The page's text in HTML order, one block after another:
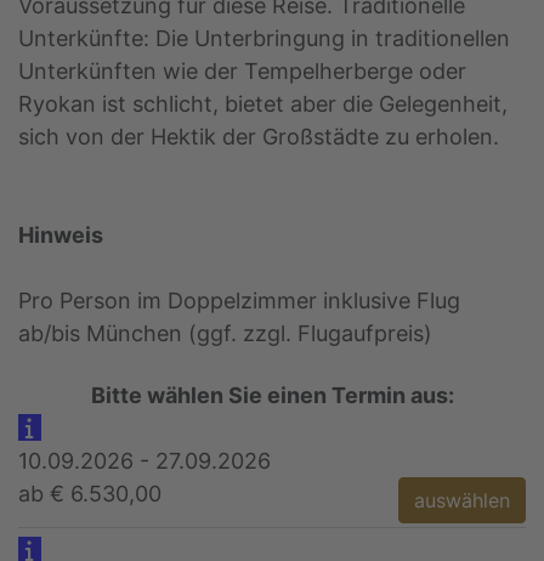
Voraussetzung für diese Reise. Traditionelle
Unterkünfte: Die Unterbringung in traditionellen
Unterkünften wie der Tempelherberge oder
Ryokan ist schlicht, bietet aber die Gelegenheit,
sich von der Hektik der Großstädte zu erholen.
Hinweis
Pro Person im Doppelzimmer inklusive Flug
ab/bis München (ggf. zzgl. Flugaufpreis)
Bitte wählen Sie einen Termin aus:
10.09.2026 - 27.09.2026
ab € 6.530,00
auswählen